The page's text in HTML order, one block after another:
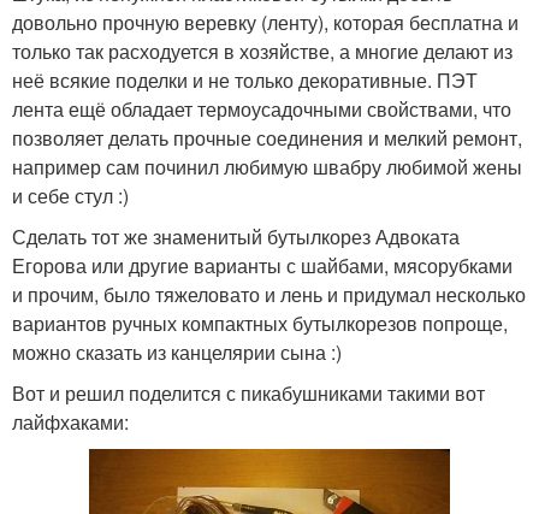
довольно прочную веревку (ленту), которая бесплатна и
только так расходуется в хозяйстве, а многие делают из
неё всякие поделки и не только декоративные. ПЭТ
лента ещё обладает термоусадочными свойствами, что
позволяет делать прочные соединения и мелкий ремонт,
например сам починил любимую швабру любимой жены
и себе стул :)
Сделать тот же знаменитый бутылкорез Адвоката
Егорова или другие варианты с шайбами, мясорубками
и прочим, было тяжеловато и лень и придумал несколько
вариантов ручных компактных бутылкорезов попроще,
можно сказать из канцелярии сына :)
Вот и решил поделится с пикабушниками такими вот
лайфхаками: